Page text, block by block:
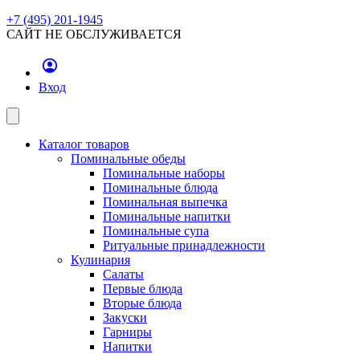
+7 (495) 201-1945
САЙТ НЕ ОБСЛУЖИВАЕТСЯ
Вход
Каталог товаров
Поминальные обеды
Поминальные наборы
Поминальные блюда
Поминальная выпечка
Поминальные напитки
Поминальные супа
Ритуальные принадлежности
Кулинария
Салаты
Первые блюда
Вторые блюда
Закуски
Гарниры
Напитки